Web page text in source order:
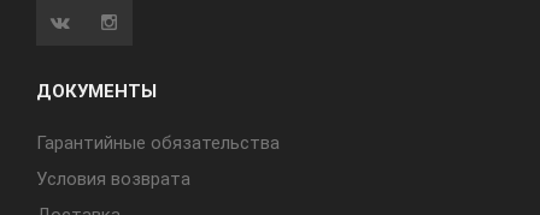
ДОКУМЕНТЫ
Гарантийные обязательства
Условия возврата